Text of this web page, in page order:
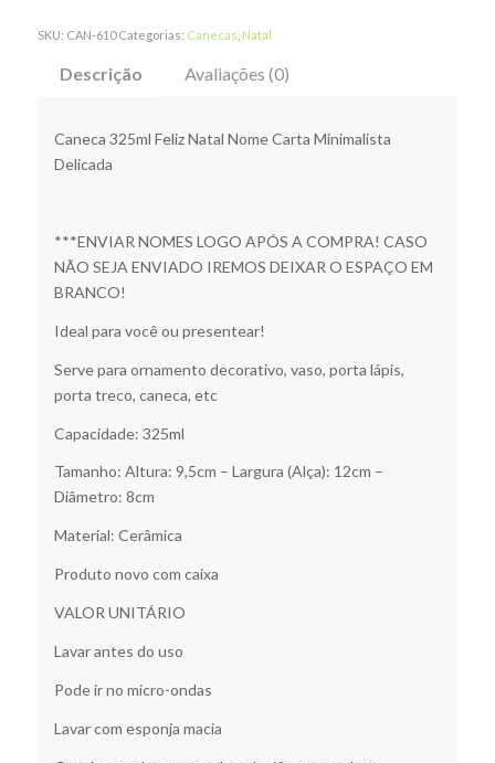
SKU: CAN-610 Categorias: Canecas Natal
Descrição Avaliações (0)
Caneca 325ml Feliz Natal Nome Carta Minimalista
Delicada
***ENVIAR NOMES LOGO APÓS A COMPRA! CASO
NÃO SEJA ENVIADO IREMOS DEIXAR O ESPAÇO EM
BRANCO!
Ideal para você ou presentear!
Serve para ornamento decorativo, vaso, porta lápis,
porta treco, caneca, etc
Capacidade: 325ml
Tamanho: Altura: 9,5cm – Largura (Alça): 12cm –
Diâmetro: 8cm
Material: Cerâmica
Produto novo com caixa
VALOR UNITÁRIO
Lavar antes do uso
Pode ir no micro-ondas
Lavar com esponja macia